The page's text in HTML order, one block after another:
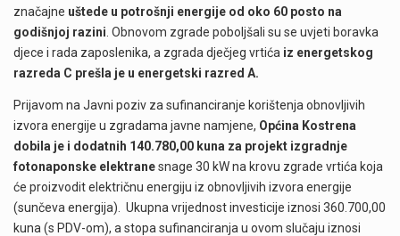
značajne uštede u potrošnji energije od oko 60 posto na
godišnjoj razini . Obnovom zgrade poboljšali su se uvjeti boravka
djece i rada zaposlenika, a zgrada dječjeg vrtića iz energetskog
razreda C prešla je u energetski razred A.
Prijavom na Javni poziv za sufinanciranje korištenja obnovljivih
izvora energije u zgradama javne namjene, Općina Kostrena
dobila je i dodatnih 140.780,00 kuna za projekt izgradnje
fotonaponske elektranesnage 30 kW na krovu zgrade vrtića koja
će proizvodit električnu energiju iz obnovljivih izvora energije
(sunčeva energija). Ukupna vrijednost investicije iznosi 360.700,00
kuna (s PDV-om), a stopa sufinanciranja u ovom slučaju iznosi